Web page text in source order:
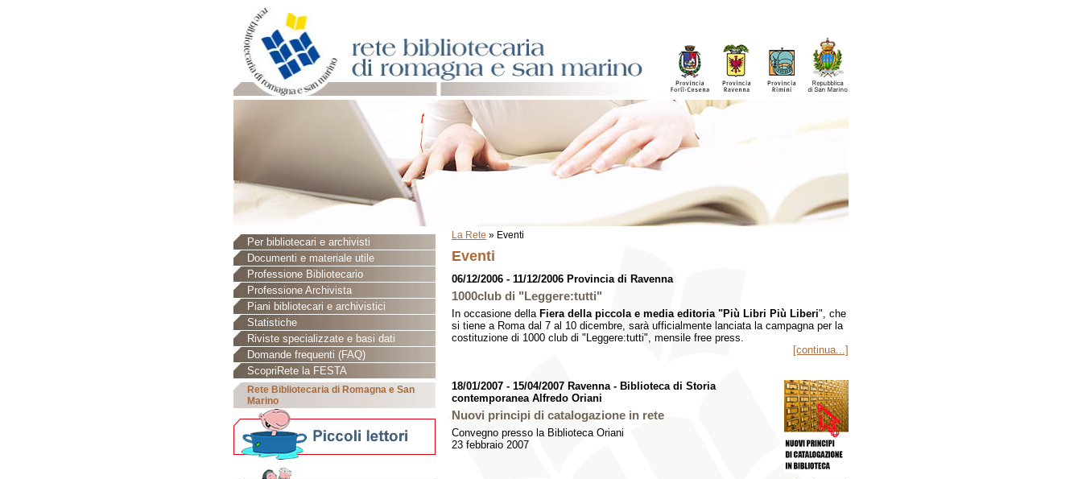
La Rete » Eventi
Eventi
06/12/2006 - 11/12/2006 Provincia di Ravenna
1000club di "Leggere:tutti"
In occasione della Fiera della piccola e media editoria "Più Libri Più Liberi", che
si tiene a Roma dal 7 al 10 dicembre, sarà ufficialmente lanciata la campagna per la
costituzione di 1000 club di "Leggere:tutti", mensile free press.
[continua...]
18/01/2007 - 15/04/2007 Ravenna - Biblioteca di Storia
contemporanea Alfredo Oriani
Nuovi principi di catalogazione in rete
Convegno presso la Biblioteca Oriani
23 febbraio 2007
Per bibliotecari e archivisti
Documenti e materiale utile
Professione Bibliotecario
Professione Archivista
Piani bibliotecari e archivistici
Statistiche
Riviste specializzate e basi dati
Domande frequenti (FAQ)
ScopriRete la FESTA
Rete Bibliotecaria di Romagna e San
Marino